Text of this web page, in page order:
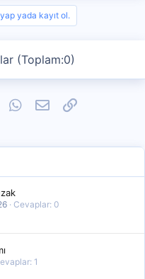
yada kayıt ol.
(Toplam:0)
TumblrWhatsApp
E-postaLink
Cevaplar: 0
1